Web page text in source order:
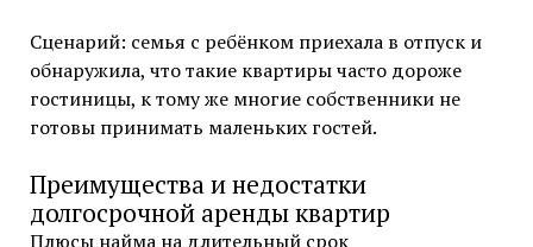
Сценарий: семья с ребёнком приехала в отпуск и
обнаружила, что такие квартиры часто дороже
гостиницы, к тому же многие собственники не
готовы принимать маленьких гостей.
Преимущества и недостатки
долгосрочной аренды квартир
Плюсы найма на длительный срок